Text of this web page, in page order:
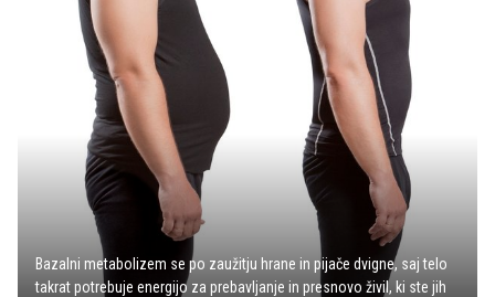
Bazalni metabolizem se po zaužitju hrane in pijače dvigne, saj telo
takrat potrebuje energijo za prebavljanje in presnovo živil, ki ste jih